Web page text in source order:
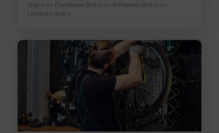
Share on Facebook Share on Pinterest Share on
LinkedIn Share